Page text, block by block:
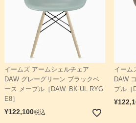
イームズ アームシェルチェア
DAW グレーグリーン ブラックベ
ース メープル［DAW. BK UL RYG
E8］
¥122,100税込
イーム
DAW
プル［
¥